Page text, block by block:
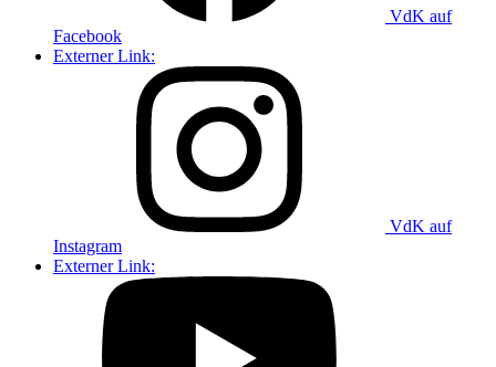
VdK auf
Facebook
Externer Link:
VdK auf
Instagram
Externer Link: